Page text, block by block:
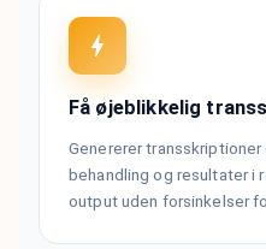
Få øjeblikkelig
Genererer
behandling og resultater i
output uden forsinkelser